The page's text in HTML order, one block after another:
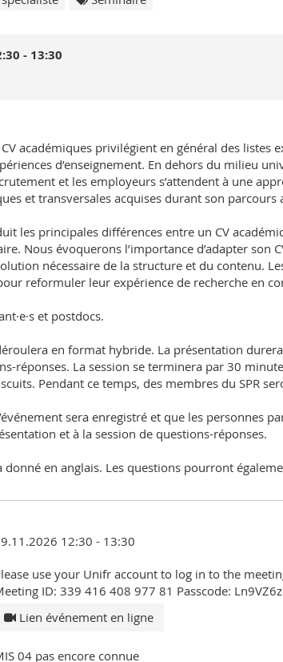
- 13:30
académiques privilégient en général des listes
d’enseignement. En dehors du milieu
et les employeurs s’attendent à une
et transversales acquises durant son parcours
les principales différences entre un CV
Nous évoquerons l’importance d’adapter son
nécessaire de la structure et du contenu.
reformuler leur expérience de recherche en
et postdocs.
en format hybride. La présentation
réponses. La session se terminera par 30
Pendant ce temps, des membres du SPR
sera enregistré et que les personnes
et à la session de questions-réponses.
donné en anglais. Les questions pourront
12:30 - 13:30
use your Unifr account to log in to the
ID: 339 416 408 977 81 Passcode:
Lien événement en ligne
04 pas encore connue